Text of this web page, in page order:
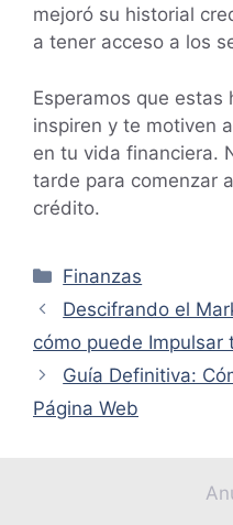
mejoró su historial
a tener acceso a los
Esperamos que
inspiren y te motiven
en tu vida financiera.
tarde para comenzar
crédito.
Categorías
Finanzas
Descifrando el
cómo puede Impulsar
Guía Definitiva:
Página Web